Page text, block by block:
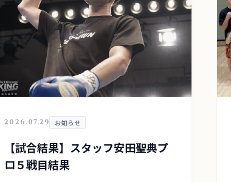
2026.07.29 お知らせ
【試合結果】スタッフ安田聖典プ
ロ５戦目結果